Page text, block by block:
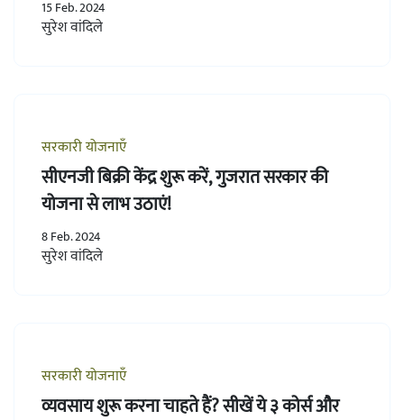
15 Feb. 2024
सुरेश वांदिले
सरकारी योजनाएँ
सीएनजी बिक्री केंद्र शुरू करें, गुजरात सरकार की
योजना से लाभ उठाएं!
8 Feb. 2024
सुरेश वांदिले
सरकारी योजनाएँ
व्यवसाय शुरू करना चाहते हैं? सीखें ये ३ कोर्स और